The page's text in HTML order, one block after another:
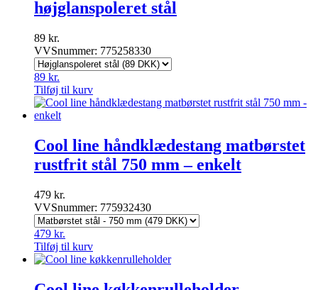
højglanspoleret stål
89 kr.
VVSnummer: 775258330
89 kr.
Tilføj til kurv
Cool line håndklædestang matbørstet
rustfrit stål 750 mm – enkelt
479 kr.
VVSnummer: 775932430
479 kr.
Tilføj til kurv